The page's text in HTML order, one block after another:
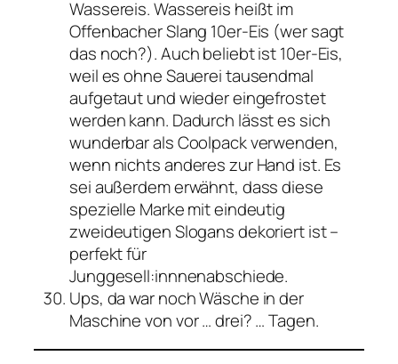
Wassereis. Wassereis heißt im
Offenbacher Slang 10er-Eis (wer sagt
das noch?). Auch beliebt ist 10er-Eis,
weil es ohne Sauerei tausendmal
aufgetaut und wieder eingefrostet
werden kann. Dadurch lässt es sich
wunderbar als Coolpack verwenden,
wenn nichts anderes zur Hand ist. Es
sei außerdem erwähnt, dass diese
spezielle Marke mit eindeutig
zweideutigen Slogans dekoriert ist –
perfekt für
Junggesell:innnenabschiede.
Ups, da war noch Wäsche in der
Maschine von vor … drei? … Tagen.